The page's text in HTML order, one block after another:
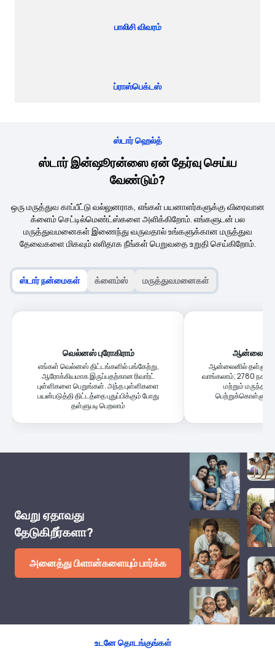
பாலிசி விவரம்
ப்ராஸ்பெக்டஸ்
ஸ்டார் ஹெல்த்
ஸ்டார் இன்ஷூரன்ஸை ஏன் தேர்வு செய்ய
வேண்டும்?
ஒரு மருத்துவ காப்பீட்டு வல்லுனராக, எங்கள் பயனாளர்களுக்கு விரைவான
க்ளைம் செட்டில்மெண்ட்ஸ்களை அளிக்கிறோம். எங்களுடன் பல
மருத்துவமனைகள் இணைந்து வருவதால் உங்களுக்கான மருத்துவ
தேவைகளை மிகவும் எளிதாக நீங்கள் பெறுவதை உறுதி செய்கிறோம்.
ஸ்டார் நன்மைகள் க்ளைம்ஸ் மருத்துவமனைகள்
வெல்னஸ் புரோகிராம்
எங்கள் வெல்னஸ் திட்டங்களில் பங்கேற்று,
ஆரோக்கியமாக இருப்பதற்கான ரிவார்ட்
புள்ளிகளை பெறுங்கள். அந்த புள்ளிகளை
பயன்படுத்தி திட்டத்தை புதுப்பிக்கும் போது
தள்ளுபடி பெறலாம்
ஆன்லைன்
ஆன்லைனில்
வாங்கலாம்; 2780
மற்றும்
பெற்றுக்கொள்ளும்
வேறு ஏதாவது
தேடுகிறீர்களா?
அனைத்து பிளான்களையும் பார்க்க
உடனே தொடங்குங்கள்